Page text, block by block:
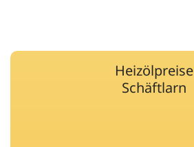
Heizölpreise
Schäftlarn